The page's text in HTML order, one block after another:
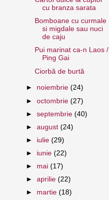
cu branza sarata
Bomboane cu curmale
si migdale sau nuci
de caju
Pui marinat ca-n Laos /
Ping Gai
Ciorbă de burtă
► noiembrie(24)
►octombrie(27)
►septembrie(40)
►august(24)
► iulie(29)
► iunie(22)
► mai(17)
►aprilie(22)
► martie(18)